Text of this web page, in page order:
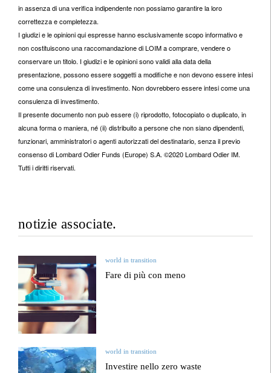
in assenza di una verifica indipendente non possiamo garantire la loro
correttezza e completezza.
I giudizi e le opinioni qui espresse hanno esclusivamente scopo informativo e
non costituiscono una raccomandazione di LOIM a comprare, vendere o
conservare un titolo. I giudizi e le opinioni sono validi alla data della
presentazione, possono essere soggetti a modifiche e non devono essere intesi
come una consulenza di investimento. Non dovrebbero essere intesi come una
consulenza di investimento.
Il presente documento non può essere (i) riprodotto, fotocopiato o duplicato, in
alcuna forma o maniera, né (ii) distribuito a persone che non siano dipendenti,
funzionari, amministratori o agenti autorizzati del destinatario, senza il previo
consenso di Lombard Odier Funds (Europe) S.A. ©2020 Lombard Odier IM.
Tutti i diritti riservati.
notizie associate.
world in transition
Fare di più con meno
world in transition
Investire nello zero waste